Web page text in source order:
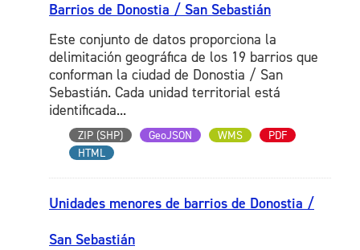
Barrios de Donostia / San Sebastián
Este conjunto de datos proporciona la
delimitación geográfica de los 19 barrios que
conforman la ciudad de Donostia / San
Sebastián. Cada unidad territorial está
identificada...
ZIP (SHP) GeoJSON WMS
PDF
HTML
Unidades menores de barrios de Donostia /
San Sebastián